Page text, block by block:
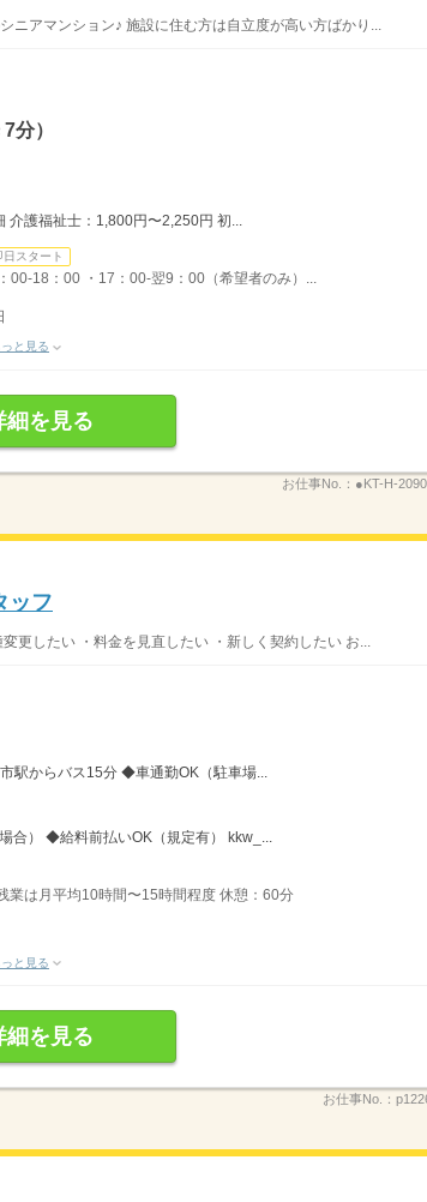
ニアマンション♪ 施設に住む方は自立度が高い方ばかり...
分）
護福祉士：1,800円〜2,250円 初...
日スタート
00-18：00 ・17：00-翌9：00（希望者のみ）...
っと見る
細を見る
お仕事No.： ●KT-H-
ッフ
更したい ・料金を見直したい ・新しく契約したい お...
駅からバス15分 ◆車通勤OK（駐車場...
合） ◆給料前払いOK（規定有） kkw_...
は月平均10時間〜15時間程度 休憩：60分
っと見る
細を見る
お仕事No.：